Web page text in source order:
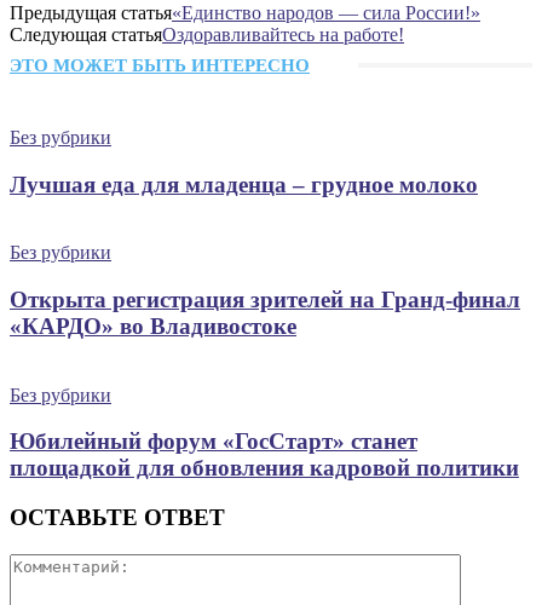
Предыдущая статья«Единство народов — сила России!»
Следующая статьяОздоравливайтесь на работе!
ЭТО МОЖЕТ БЫТЬ ИНТЕРЕСНО
Без рубрики
Лучшая еда для младенца – грудное молоко
Без рубрики
Открыта регистрация зрителей на Гранд-финал
«КАРДО» во Владивостоке
Без рубрики
Юбилейный форум «ГосСтарт» станет
площадкой для обновления кадровой политики
ОСТАВЬТЕ ОТВЕТ